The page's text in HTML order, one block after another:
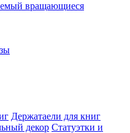
вращающиеся
Держатаели для книг
Статуэтки и